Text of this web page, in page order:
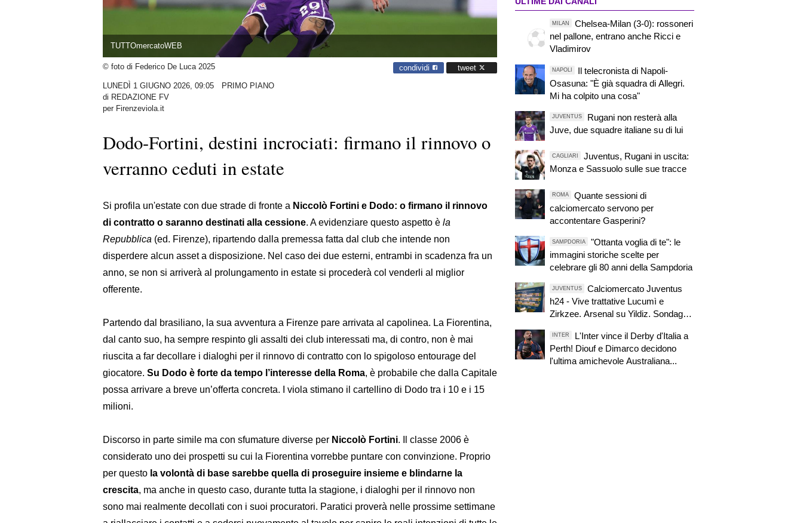
TUTTOmercatoWEB
© foto di Federico De Luca 2025 condividi tweet
LUNEDÌ 1 GIUGNO 2026, 09:05
PRIMO PIANO
di REDAZIONE FV
per Firenzeviola.it
Dodo-Fortini, destini incrociati: firmano il rinnovo o
verranno ceduti in estate
Si profila un'estate con due strade di fronte a Niccolò Fortini e Dodo: o firmano il rinnovo
di contratto o saranno destinati alla cessione. A evidenziare questo aspetto è la
Repubblica (ed. Firenze), ripartendo dalla premessa fatta dal club che intende non
disperdere alcun asset a disposizione. Nel caso dei due esterni, entrambi in scadenza fra un
anno, se non si arriverà al prolungamento in estate si procederà col venderli al miglior
offerente.
Partendo dal brasiliano, la sua avventura a Firenze pare arrivata al capolinea. La Fiorentina,
dal canto suo, ha sempre respinto gli assalti dei club interessati ma, di contro, non è mai
riuscita a far decollare i dialoghi per il rinnovo di contratto con lo spigoloso entourage del
giocatore. Su Dodo è forte da tempo l’interesse della Roma, è probabile che dalla Capitale
possa arrivare a breve un’offerta concreta. I viola stimano il cartellino di Dodo tra i 10 e i 15
milioni.
Discorso in parte simile ma con sfumature diverse per Niccolò Fortini. Il classe 2006 è
considerato uno dei prospetti su cui la Fiorentina vorrebbe puntare con convinzione. Proprio
per questo la volontà di base sarebbe quella di proseguire insieme e blindarne la
crescita, ma anche in questo caso, durante tutta la stagione, i dialoghi per il rinnovo non
sono mai realmente decollati con i suoi procuratori. Paratici proverà nelle prossime settimane
MILAN
Chelsea-Milan (3-0): rossoneri
nel pallone, entrano anche Ricci e
Vladimirov
NAPOLI
Il telecronista di Napoli-
Osasuna: "È già squadra di Allegri.
Mi ha colpito una cosa"
JUVENTUS
Rugani non resterà alla
Juve, due squadre italiane su di lui
CAGLIARI
Juventus, Rugani in uscita:
Monza e Sassuolo sulle sue tracce
ROMA
Quante sessioni di
calciomercato servono per
accontentare Gasperini?
SAMPDORIA
"Ottanta voglia di te": le
immagini storiche scelte per
celebrare gli 80 anni della Sampdoria
JUVENTUS
Calciomercato Juventus
h24 - Vive trattative Lucumì e
Zirkzee. Arsenal su Yildiz. Sondaggio
Suzuki. Pellegrino, concorrenza
viola. Zhegrova non vuole partire.
Sorloth sul mercato. Vlahovic, nuova
INTER
L'Inter vince il Derby d'Italia a
Perth! Diouf e Dimarco decidono
l'ultima amichevole Australiana...